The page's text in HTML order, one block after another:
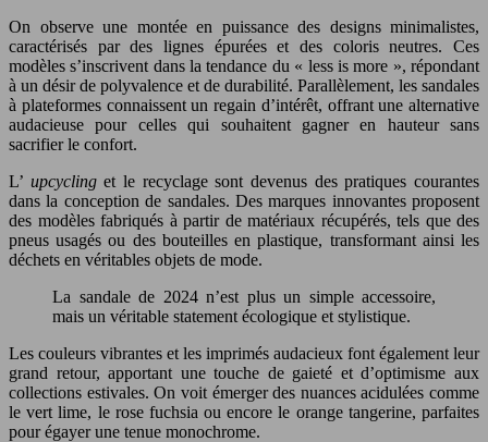
On observe une montée en puissance des designs minimalistes,
caractérisés par des lignes épurées et des coloris neutres. Ces
modèles s’inscrivent dans la tendance du « less is more », répondant
à un désir de polyvalence et de durabilité. Parallèlement, les sandales
à plateformes connaissent un regain d’intérêt, offrant une alternative
audacieuse pour celles qui souhaitent gagner en hauteur sans
sacrifier le confort.
L’ upcyclinget le recyclage sont devenus des pratiques courantes
dans la conception de sandales. Des marques innovantes proposent
des modèles fabriqués à partir de matériaux récupérés, tels que des
pneus usagés ou des bouteilles en plastique, transformant ainsi les
déchets en véritables objets de mode.
La sandale de 2024 n’est plus un simple accessoire,
mais un véritable statement écologique et stylistique.
Les couleurs vibrantes et les imprimés audacieux font également leur
grand retour, apportant une touche de gaieté et d’optimisme aux
collections estivales. On voit émerger des nuances acidulées comme
le vert lime, le rose fuchsia ou encore le orange tangerine, parfaites
pour égayer une tenue monochrome.